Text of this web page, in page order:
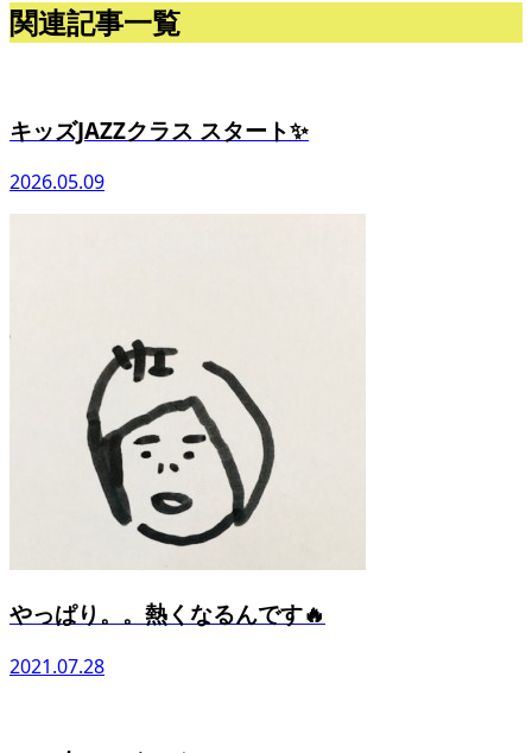
関連記事一覧
キッズJAZZクラス スタート✨
2026.05.09
やっぱり。。熱くなるんです🔥
2021.07.28